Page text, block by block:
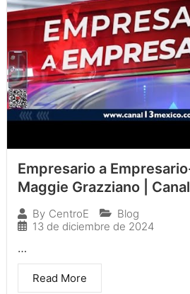
Empresario a
Maggie Grazziano |
By CentroE
Blog
13 de diciembre de 2024
…
Read More